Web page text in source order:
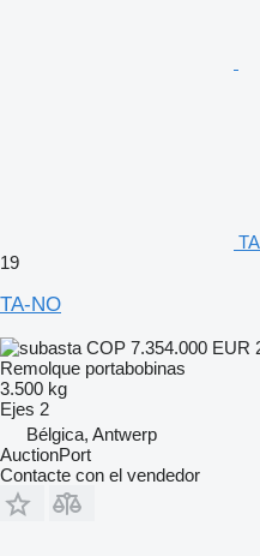
19
TA-NO
COP 7.354.000 EUR
Remolque portabobinas
3.500 kg
Ejes 2
Bélgica, Antwerp
AuctionPort
Contacte con el vendedor